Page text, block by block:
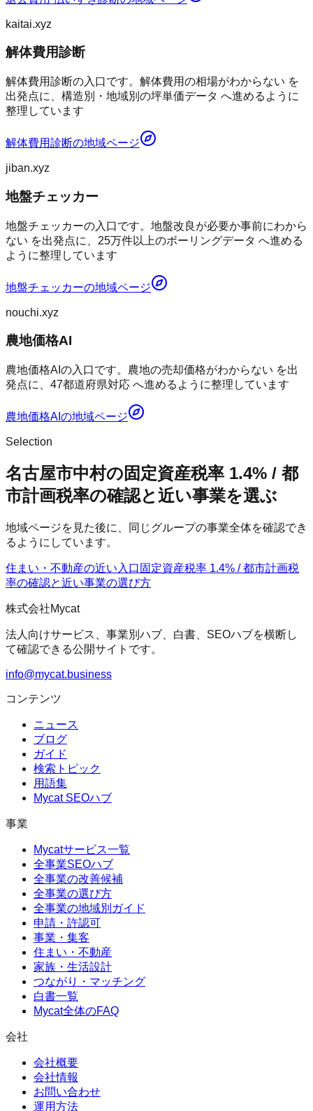
kaitai.xyz
解体費用診断
解体費用診断の入口です。解体費用の相場がわからない を
出発点に、構造別・地域別の坪単価データ へ進めるように
整理しています
解体費用診断の地域ページ
jiban.xyz
地盤チェッカー
地盤チェッカーの入口です。地盤改良が必要か事前にわから
ない を出発点に、25万件以上のボーリングデータ へ進める
ように整理しています
地盤チェッカーの地域ページ
nouchi.xyz
農地価格AI
農地価格AIの入口です。農地の売却価格がわからない を出
発点に、47都道府県対応 へ進めるように整理しています
農地価格AI の地域ページ
Selection
名古屋市中村の固定資産税率 1.4% / 都
市計画税率の確認と近い事業を選ぶ
地域ページを見た後に、同じグループの事業全体を確認でき
るようにしています。
住まい・不動産の近い入口 固定資産税率 1.4% / 都市計画税
率の確認と近い事業の選び方
株式会社Mycat
法人向けサービス、事業別ハブ、白書、SEOハブを横断し
て確認できる公開サイトです。
info@mycat.business
コンテンツ
ニュース
ブログ
ガイド
検索トピック
用語集
Mycat SEOハブ
事業
Mycatサービス一覧
全事業SEOハブ
全事業の改善候補
全事業の選び方
全事業の地域別ガイド
申請・許認可
事業・集客
住まい・不動産
家族・生活設計
つながり・マッチング
白書一覧
Mycat全体のFAQ
会社
会社概要
会社情報
お問い合わせ
運用方法